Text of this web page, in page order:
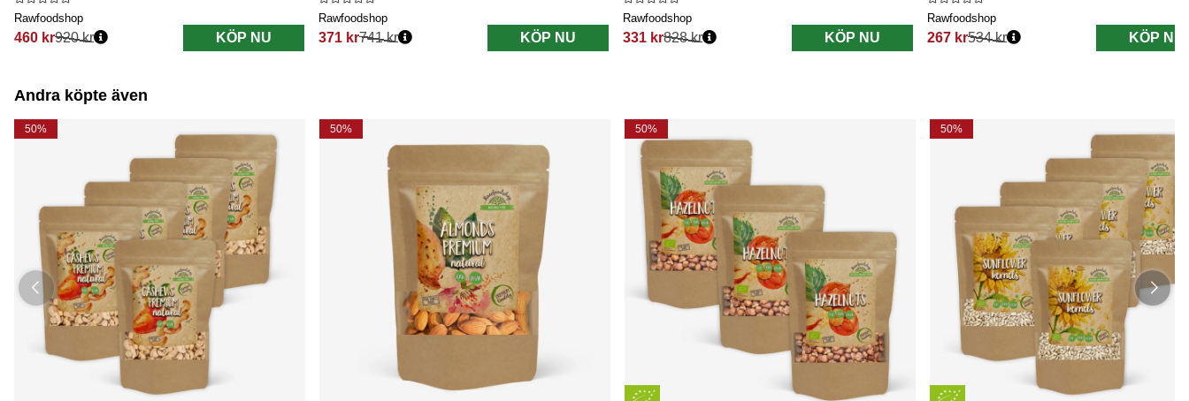
Rawfoodshop
460 kr
Ordinarie pris:
920 kr KÖP NU
Rawfoodshop
371 kr
Ordinarie pris:
741 kr KÖP NU
Rawfoodshop
331 kr
Ordinarie pris:
828 kr KÖP NU
Rawfoodshop
267 kr
Ordinarie pris:
534 kr KÖP NU
Andra köpte även
50% 50% 50% 50%